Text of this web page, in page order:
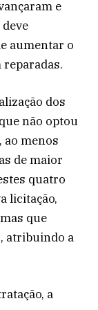
e
aumentar o
dos
não optou
ao menos
de maior
quatro
licitação,
que
atribuindo a
a